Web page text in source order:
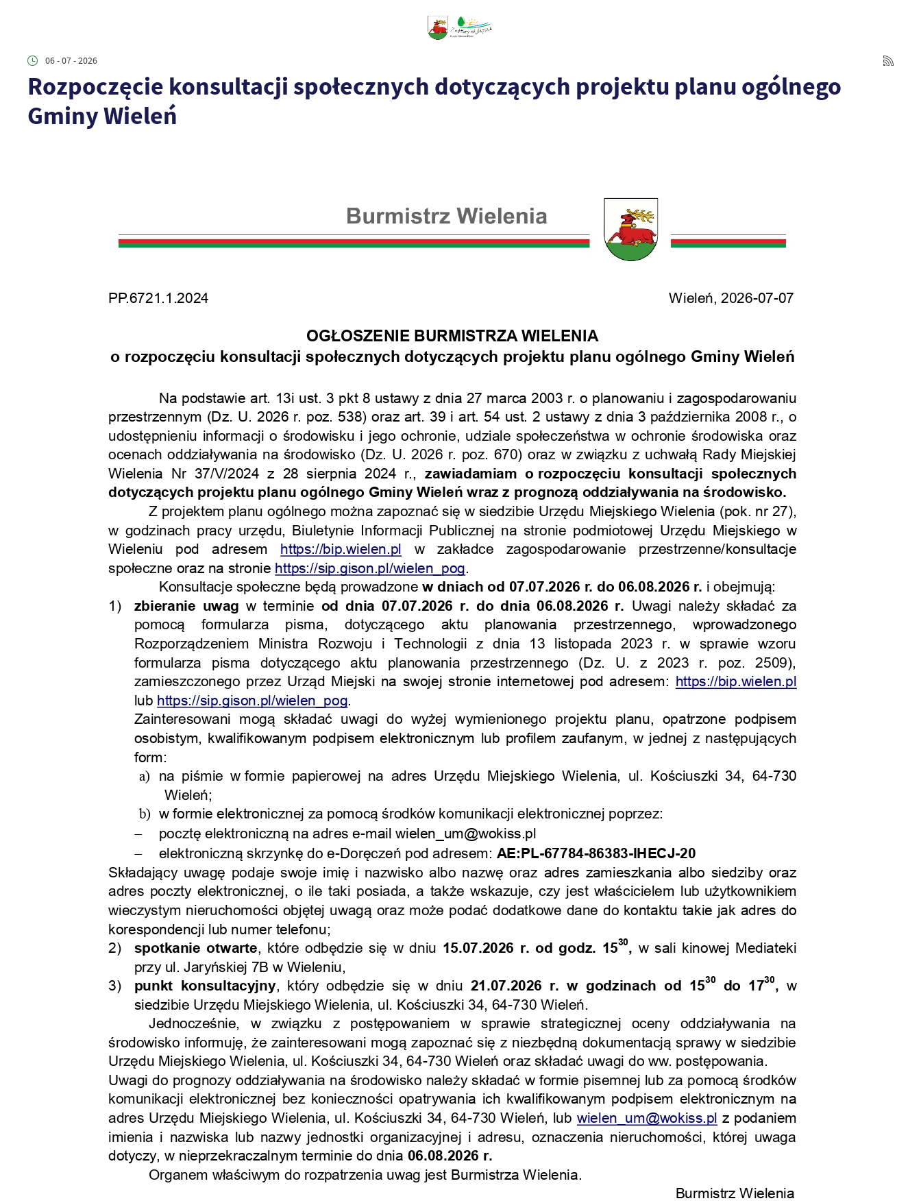
06 - 07 - 2026
Rozpoczęcie konsultacji społecznych dotyczących projektu planu ogólnego
Gminy Wieleń